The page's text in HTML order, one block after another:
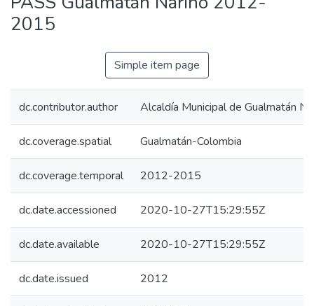
2015
Simple item page
dc.contributor.author Alcaldía Municipal de Gualmatán
dc.coverage.spatial Gualmatán-Colombia
dc.coverage.temporal 2012-2015
dc.date.accessioned 2020-10-27T15:29:55Z
dc.date.available 2020-10-27T15:29:55Z
dc.date.issued 2012